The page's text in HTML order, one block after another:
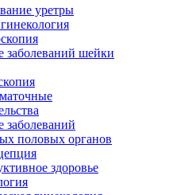
уретры
заболеваний шейки
заболеваний
половых органов
здоровье